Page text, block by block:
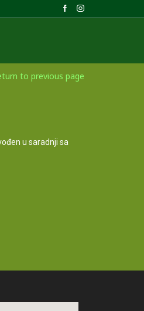
to previous page
u saradnji sa